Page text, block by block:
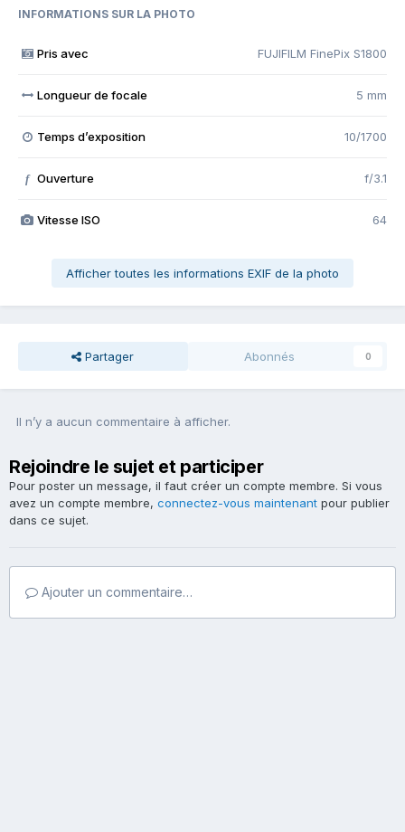
INFORMATIONS SUR LA PHOTO
Pris avec FUJIFILM FinePix S1800
Longueur de focale 5 mm
Temps d’exposition 10/1700
f Ouverture f/3.1
Vitesse ISO 64
Afficher toutes les informations EXIF de la photo
Partager Abonnés 0
Il n’y a aucun commentaire à afficher.
Rejoindre le sujet et participer
Pour poster un message, il faut créer un compte membre. Si vous
avez un compte membre, connectez-vous maintenant pour publier
dans ce sujet.
Ajouter un commentaire…